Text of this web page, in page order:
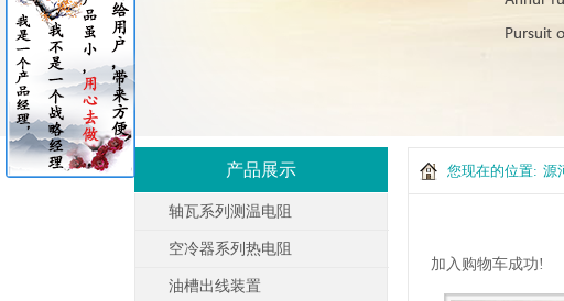
产品展示
轴瓦系列测温电阻
空冷器系列热电阻
油槽出线装置
您现在的位置: 源
加入购物车成功!